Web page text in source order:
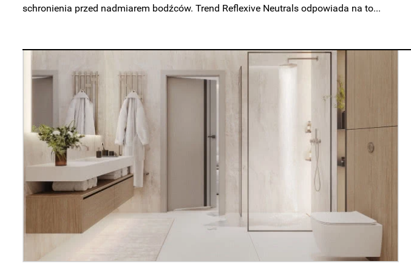
schronienia przed nadmiarem bodźców. Trend Reflexive Neutrals odpowiada na to...